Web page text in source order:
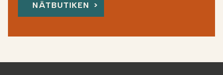
NÄTBUTIKEN